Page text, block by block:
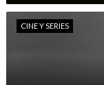
CINE Y SERIES